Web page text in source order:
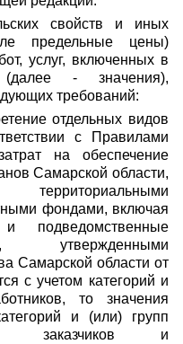
свойств и иных
предельные цены)
услуг, включенных в
(далее - значения),
требований:
отдельных видов
с Правилами
на обеспечение
Самарской области,
фондами, включая
подведомственные
утвержденными
Самарской области от
с учетом категорий и
то значения
и (или) групп
заказчиков и